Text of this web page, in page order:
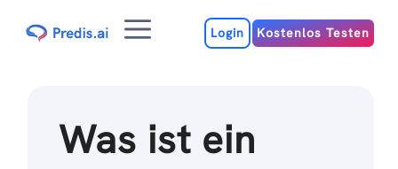
Inhalt
MenuLogin Kostenlos Testen
Was ist ein